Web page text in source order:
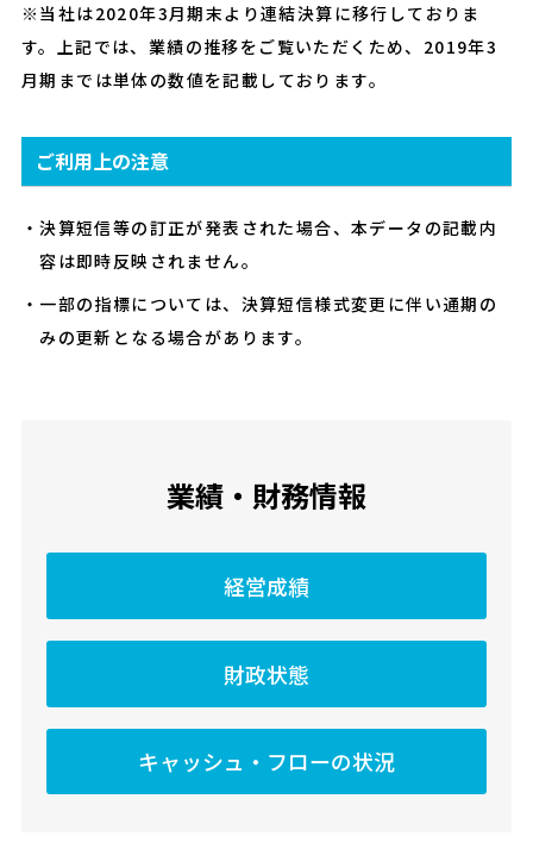
※当社は2020年3月期末より連結決算に移行しておりま
す。上記では、業績の推移をご覧いただくため、2019年3
月期までは単体の数値を記載しております。
ご利用上の注意
決算短信等の訂正が発表された場合、本データの記載内
容は即時反映されません。
一部の指標については、決算短信様式変更に伴い通期の
みの更新となる場合があります。
業績・財務情報
経営成績
財政状態
キャッシュ・フローの状況